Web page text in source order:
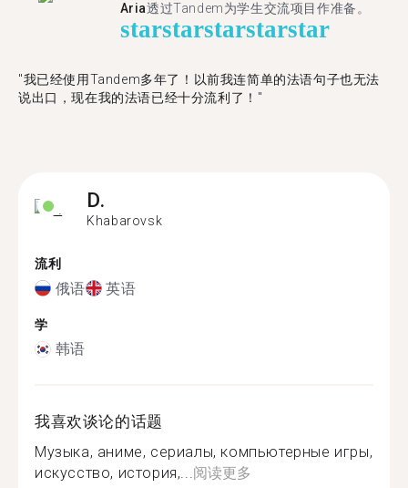
Aria透过Tandem为学生交流项目作准备。
starstarstarstarstar
"​​我已经使用Tandem多年了！以前我连简单的法语句子也无法
说出口，现在我的法语已经十分流利了！"
D.
Khabarovsk
流利
俄语 英语
学
韩语
我喜欢谈论的话题
Музыка, аниме, сериалы, компьютерные игры,
искусство, история,...阅读更多